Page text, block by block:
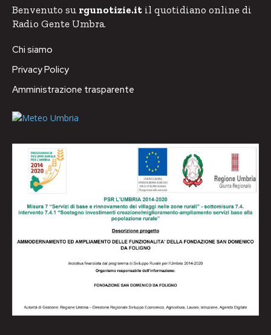
Benvenuto su rgunotizie.it il quotidiano online di
Radio Gente Umbra.
Chi siamo
Privacy Policy
Amministrazione trasparente